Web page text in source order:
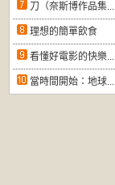
刀（奈斯博作品集...
理想的簡單飲食
看懂好電影的快樂...
當時間開始：地球...